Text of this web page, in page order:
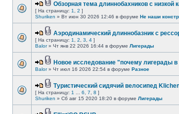
Обзорная тема длиннобахников с низкой
[ На страницу: 1 2 ]
Shuriken » Вт июн 30 2026 12:46 в форуме Не наши
Аэродинамический длиннобазник с
[ На страницу: 1 2 3 4 ]
Balor» Чт янв 22 2026 16:44 в форуме Лигерады
Новое исследование "почему лигерады в
Balor» Чт июл 16 2026 22:54 в форуме Разное
Туристический сидячий велосипед
[ На страницу: 1 6 7 8 ]
Shuriken » Сб авг 15 2020 18:20 в форуме Лигерады